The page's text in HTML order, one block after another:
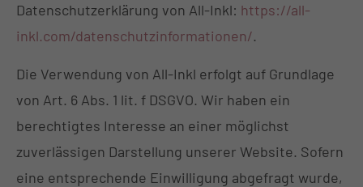
Datenschutzerklärung von All-Inkl: https://all-
inkl.com/datenschutzinformationen/.
Die Verwendung von All-Inkl erfolgt auf Grundlage
von Art. 6 Abs. 1 lit. f DSGVO. Wir haben ein
berechtigtes Interesse an einer möglichst
zuverlässigen Darstellung unserer Website. Sofern
eine entsprechende Einwilligung abgefragt wurde,